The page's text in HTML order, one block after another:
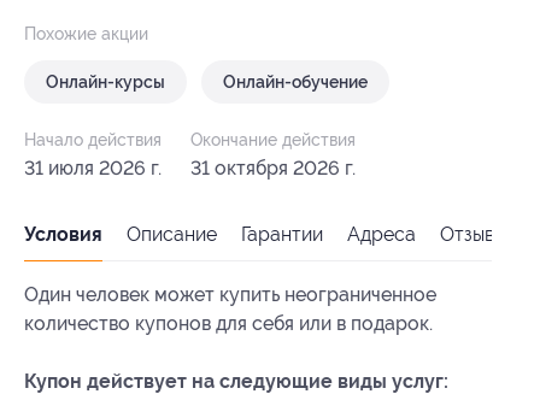
Похожие акции
Онлайн-курсы Онлайн-обучение
Начало действия
31 июля 2026 г.
Окончание действия
31 октября 2026 г.
Условия Описание Гарантии Адреса Отзывы
Один человек может купить неограниченное
количество купонов для себя или в подарок.
Купон действует на следующие виды услуг: